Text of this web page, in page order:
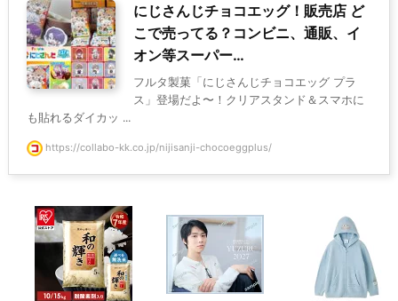
にじさんじチョコエッグ！販売店 ど
こで売ってる？コンビニ、通販、イ
オン等スーパー…
フルタ製菓「にじさんじチョコエッグ プラ
ス」登場だよ〜！クリアスタンド＆スマホに
も貼れるダイカッ ...
https://collabo-kk.co.jp/nijisanji-chocoeggplus/